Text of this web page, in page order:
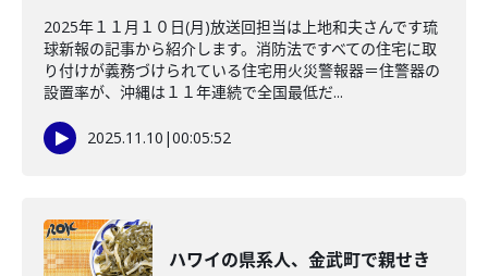
2025年１１月１０日(月)放送回担当は上地和夫さんです琉
球新報の記事から紹介します。消防法ですべての住宅に取
り付けが義務づけられている住宅用火災警報器＝住警器の
設置率が、沖縄は１１年連続で全国最低だ...
2025.11.10 |00:05:52
ハワイの県系人、金武町で親せき